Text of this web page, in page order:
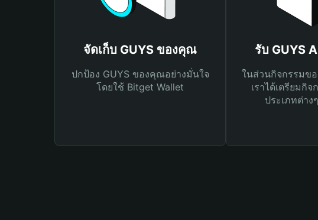
จัดเก็บ GUYS ของคุณ
ปกป้อง GUYS ของคุณอย่างมั่นใจ
โดยใช้ Bitget Wallet
รับ GUYS
ในส่วนกิจกรรมข
เราได้เตรียมกิ
ประเภทต่า